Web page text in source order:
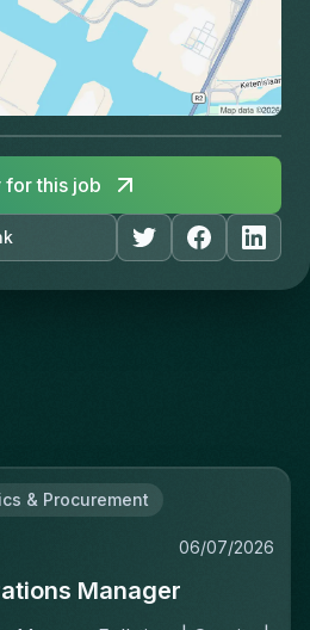
for this job
& Procurement
06/07/2026
Manager